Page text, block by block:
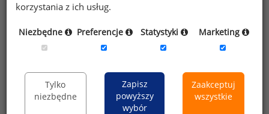
zweryfikowanie wyników
kierownictwo Państwa firmy,
ustalenie kategorii zaszeregowania/kategorii
rozpiętości punktowych, zaklasyfikowanie
stanowisk do kategorii, opracowanie dwóch wersji
korzystania z ich usług.
Niezbędne Preferencje Statystyki Marketing
Tylko
niezbędne
Zapisz
powyższy
wybór
Zaakceptuj
wszystkie